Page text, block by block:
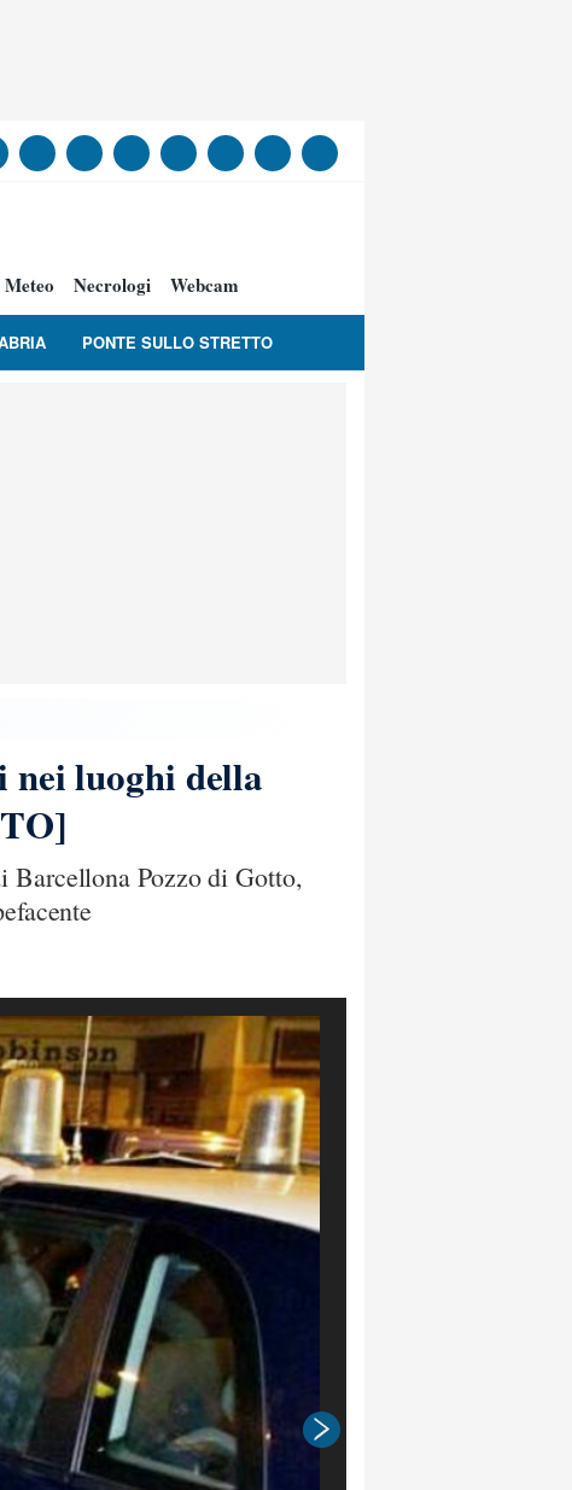
Meteo Necrologi Webcam
PONTE SULLO STRETTO
luoghi della
Barcellona Pozzo di Gotto,